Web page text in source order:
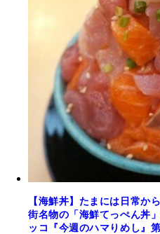
【海鮮丼】たまには日常か
街名物の「海鮮てっぺん丼
ッコ『今週のハマりめし』